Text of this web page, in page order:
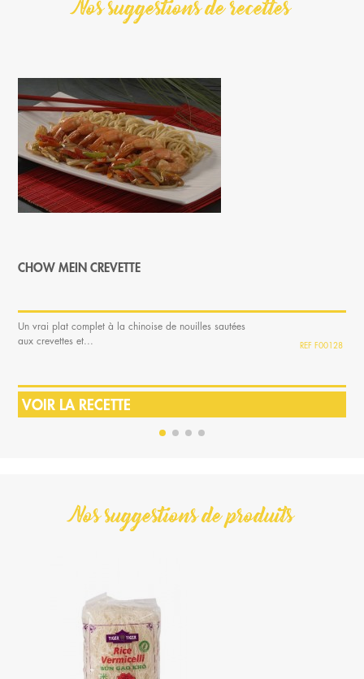
Nos suggestions de recettes
CHOW MEIN CREVETTE
Un vrai plat complet à la chinoise de nouilles sautées
aux crevettes et...
F00128
VOIR LA RECETTE
Nos suggestions de produits